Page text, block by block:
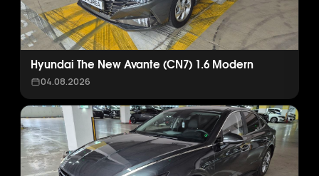
Hyundai The New Avante (CN7) 1.6 Modern
04.08.2026